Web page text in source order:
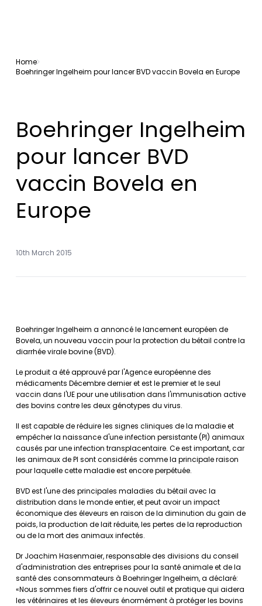
Home
Boehringer Ingelheim pour lancer BVD vaccin Bovela en Europe
Boehringer Ingelheim
pour lancer BVD
vaccin Bovela en
Europe
10th March 2015
Boehringer Ingelheim a annoncé le lancement européen de
Bovela, un nouveau vaccin pour la protection du bétail contre la
diarrhée virale bovine (BVD).
Le produit a été approuvé par l'Agence européenne des
médicaments Décembre dernier et est le premier et le seul
vaccin dans l'UE pour une utilisation dans l'immunisation active
des bovins contre les deux génotypes du virus.
Il est capable de réduire les signes cliniques de la maladie et
empêcher la naissance d'une infection persistante (PI) animaux
causés par une infection transplacentaire. Ce est important, car
les animaux de PI sont considérés comme la principale raison
pour laquelle cette maladie est encore perpétuée.
BVD est l'une des principales maladies du bétail avec la
distribution dans le monde entier, et peut avoir un impact
économique des éleveurs en raison de la diminution du gain de
poids, la production de lait réduite, les pertes de la reproduction
ou de la mort des animaux infectés.
Dr Joachim Hasenmaier, responsable des divisions du conseil
d'administration des entreprises pour la santé animale et de la
santé des consommateurs à Boehringer Ingelheim, a déclaré:
«Nous sommes fiers d'offrir ce nouvel outil et pratique qui aidera
les vétérinaires et les éleveurs énormément à protéger les bovins